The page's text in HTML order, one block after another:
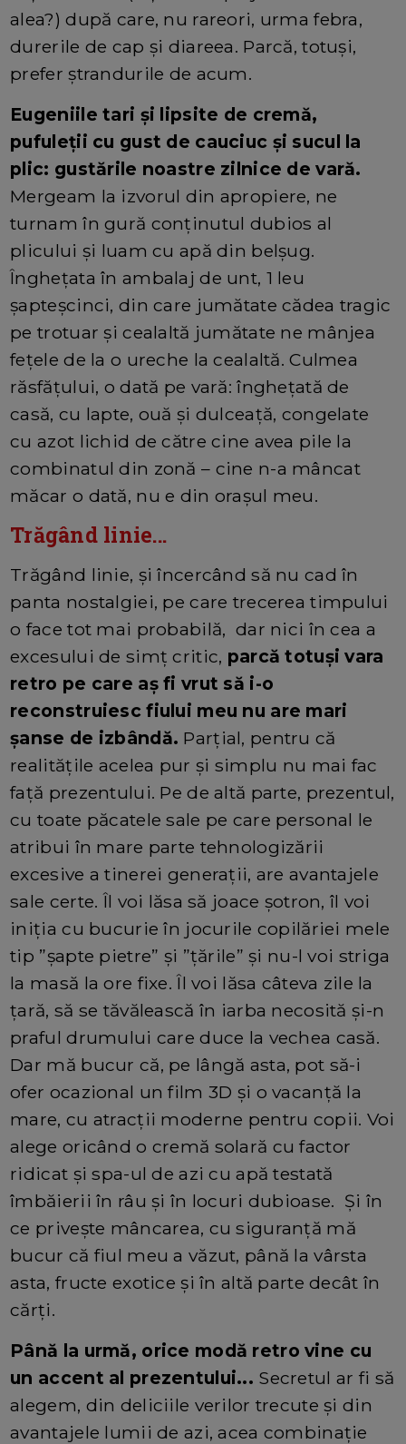
alea?) după care, nu rareori, urma febra,
durerile de cap și diareea. Parcă, totuși,
prefer ștrandurile de acum.
Eugeniile tari și lipsite de cremă,
pufuleții cu gust de cauciuc și sucul la
plic: gustările noastre zilnice de vară.
Mergeam la izvorul din apropiere, ne
turnam în gură conținutul dubios al
plicului și luam cu apă din belșug.
Înghețata în ambalaj de unt, 1 leu
șapteșcinci, din care jumătate cădea tragic
pe trotuar și cealaltă jumătate ne mânjea
fețele de la o ureche la cealaltă. Culmea
răsfățului, o dată pe vară: înghețată de
casă, cu lapte, ouă și dulceață, congelate
cu azot lichid de către cine avea pile la
combinatul din zonă – cine n-a mâncat
măcar o dată, nu e din orașul meu.
Trăgând linie...
Trăgând linie, și încercând să nu cad în
panta nostalgiei, pe care trecerea timpului
o face tot mai probabilă, dar nici în cea a
excesului de simț critic, parcă totuși vara
retro pe care aș fi vrut să i-o
reconstruiesc fiului meu nu are mari
șanse de izbândă. Parțial, pentru că
realitățile acelea pur și simplu nu mai fac
față prezentului. Pe de altă parte, prezentul,
cu toate păcatele sale pe care personal le
atribui în mare parte tehnologizării
excesive a tinerei generații, are avantajele
sale certe. Îl voi lăsa să joace șotron, îl voi
iniția cu bucurie în jocurile copilăriei mele
tip ”șapte pietre” și ”țările” și nu-l voi striga
la masă la ore fixe. Îl voi lăsa câteva zile la
țară, să se tăvălească în iarba necosită și-n
praful drumului care duce la vechea casă.
Dar mă bucur că, pe lângă asta, pot să-i
ofer ocazional un film 3D și o vacanță la
mare, cu atracții moderne pentru copii. Voi
alege oricând o cremă solară cu factor
ridicat și spa-ul de azi cu apă testată
îmbăierii în râu și în locuri dubioase. Și în
ce privește mâncarea, cu siguranță mă
bucur că fiul meu a văzut, până la vârsta
asta, fructe exotice și în altă parte decât în
cărți.
Până la urmă, orice modă retro vine cu
un accent al prezentului... Secretul ar fi să
alegem, din deliciile verilor trecute și din
avantajele lumii de azi, acea combinație